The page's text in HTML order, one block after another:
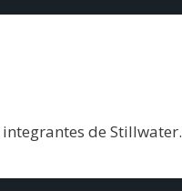
de Stillwater.